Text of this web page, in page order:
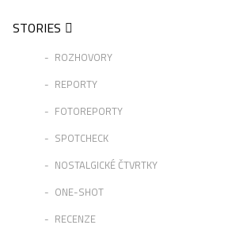
STORIES
ROZHOVORY
REPORTY
FOTOREPORTY
SPOTCHECK
NOSTALGICKÉ ČTVRTKY
ONE-SHOT
RECENZE